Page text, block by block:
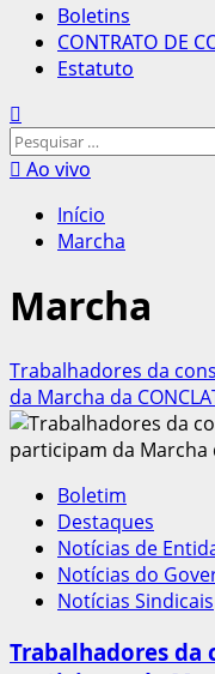
Menu
principal
Boletins
CONTRATO DE
Estatuto
Pesquisar
por:Ao vivo
Início
Marcha
Marcha
Trabalhadores da
da Marcha da
Boletim
Destaques
Notícias de
Notícias do
Notícias Sindicais
Trabalhadores